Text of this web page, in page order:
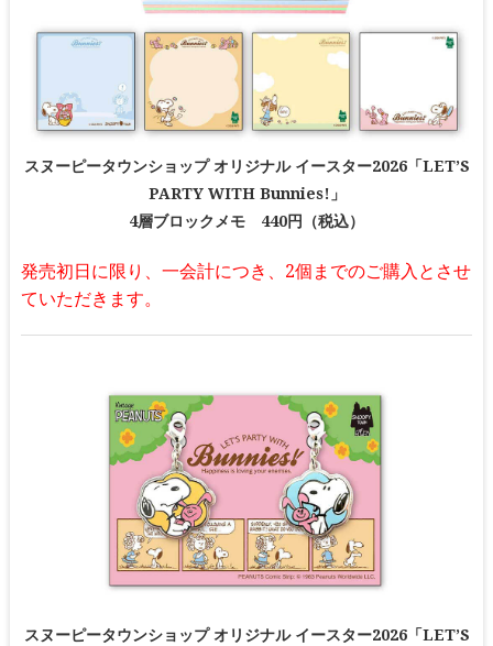
スヌーピータウンショップ オリジナル イースター2026「LET’S
PARTY WITH Bunnies!」
4層ブロックメモ 440円（税込）
発売初日に限り、一会計につき、2個までのご購入とさせ
ていただきます。
スヌーピータウンショップ オリジナル イースター2026「LET’S